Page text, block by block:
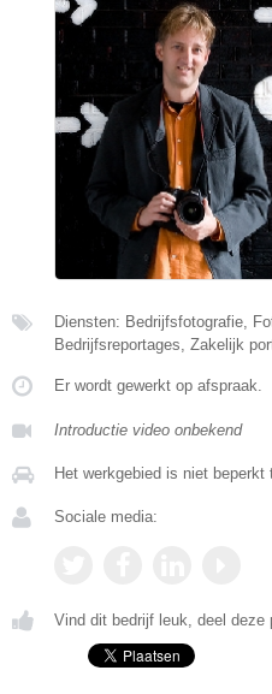
Diensten: Bedrijfsfotografie,
Bedrijfsreportages, Zakelijk
Er wordt gewerkt op afspraak.
Introductie video onbekend
Het werkgebied is niet
Sociale media:
Vind dit bedrijf leuk, deel deze